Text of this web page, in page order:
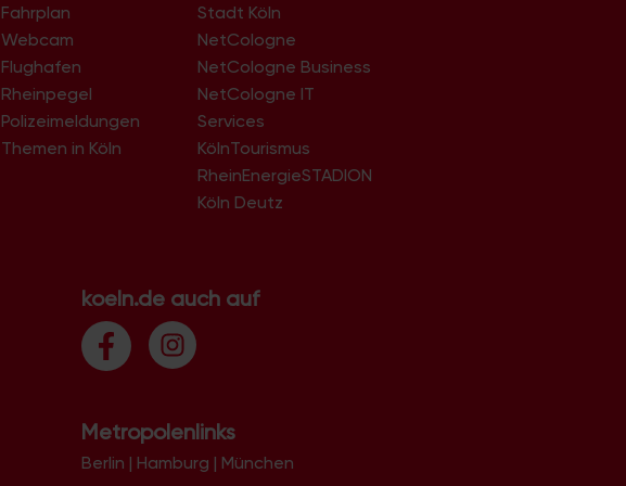
Fahrplan
Webcam
Flughafen
Rheinpegel
Polizeimeldungen
Themen in Köln
Stadt Köln
NetCologne
NetCologne Business
NetCologne IT
Services
KölnTourismus
RheinEnergieSTADION
Köln Deutz
koeln.de auch auf
Metropolenlinks
Berlin | Hamburg | München